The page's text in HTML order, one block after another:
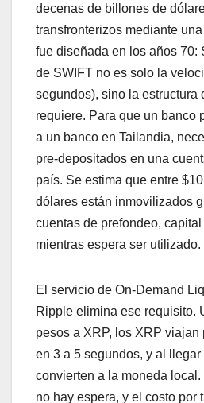
decenas de billones de
transfronterizos mediante
fue diseñada en los años 70:
de SWIFT no es solo la
segundos), sino la estructura
requiere. Para que un banco
a un banco en Tailandia,
pre-depositados en una
país. Se estima que entre
dólares están inmovilizados
cuentas de prefondeo,
mientras espera ser utilizado.
El servicio de On-Demand
Ripple elimina ese requisito.
pesos a XRP, los XRP
en 3 a 5 segundos, y al
convierten a la moneda
no hay espera, y el costo por